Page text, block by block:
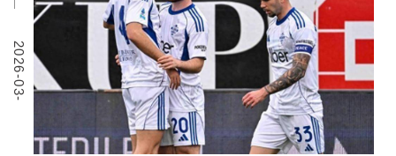
2
0
2
6
-
0
3
-
0